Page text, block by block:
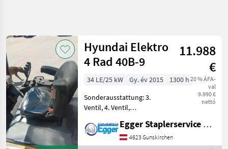
Hyundai Elektro
4 Rad 40B-9
11.988
€
20 % ÁFA-
val
9.990 €
nettó
34 LE/25 kW Gy. év 2015
1300 h
Sonderausstattung: 3.
Ventil, 4. Ventil,
Arbeitsscheinwerfer vorn,
Dachabdeckung,
Egger Staplerservice GmbH &Co KG
4623 Gunskirchen